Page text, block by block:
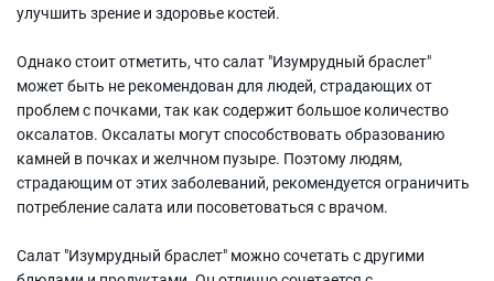
улучшить зрение и здоровье костей.
Однако стоит отметить, что салат "Изумрудный браслет"
может быть не рекомендован для людей, страдающих от
проблем с почками, так как содержит большое количество
оксалатов. Оксалаты могут способствовать образованию
камней в почках и желчном пузыре. Поэтому людям,
страдающим от этих заболеваний, рекомендуется ограничить
потребление салата или посоветоваться с врачом.
Салат "Изумрудный браслет" можно сочетать с другими